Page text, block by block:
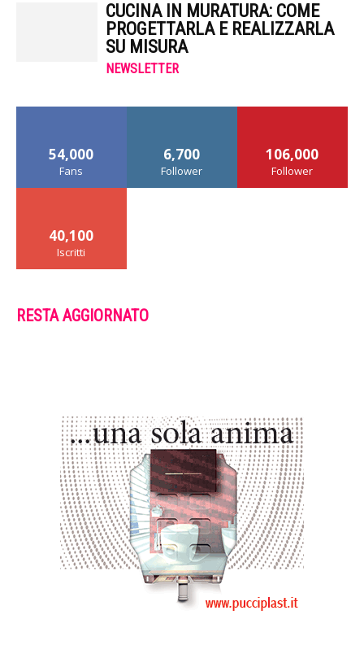
CUCINA IN MURATURA: COME
PROGETTARLA E REALIZZARLA
SU MISURA
NEWSLETTER
54,000
Fans
6,700
Follower
106,000
Follower
40,100
Iscritti
RESTA AGGIORNATO